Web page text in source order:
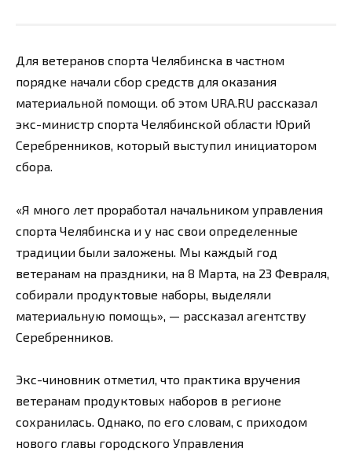
Для ветеранов спорта Челябинска в частном
порядке начали сбор средств для оказания
материальной помощи. об этом URA.RU рассказал
экс-министр спорта Челябинской области Юрий
Серебренников, который выступил инициатором
сбора.
«Я много лет проработал начальником управления
спорта Челябинска и у нас свои определенные
традиции были заложены. Мы каждый год
ветеранам на праздники, на 8 Марта, на 23 Февраля,
собирали продуктовые наборы, выделяли
материальную помощь», — рассказал агентству
Серебренников.
Экс-чиновник отметил, что практика вручения
ветеранам продуктовых наборов в регионе
сохранилась. Однако, по его словам, с приходом
нового главы городского Управления